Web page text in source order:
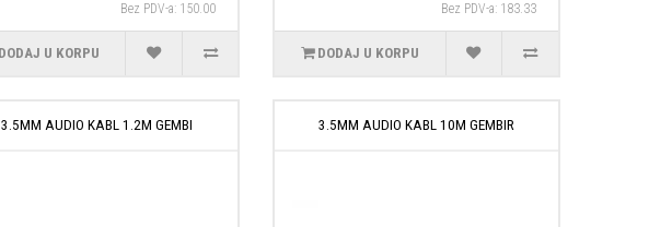
Bez PDV-a: 150.00
DODAJ U KORPU
Bez PDV-a: 183.33
DODAJ U KORPU
3.5MM AUDIO KABL 1.2M GEMBI 3.5MM AUDIO KABL 10M GEMBIR